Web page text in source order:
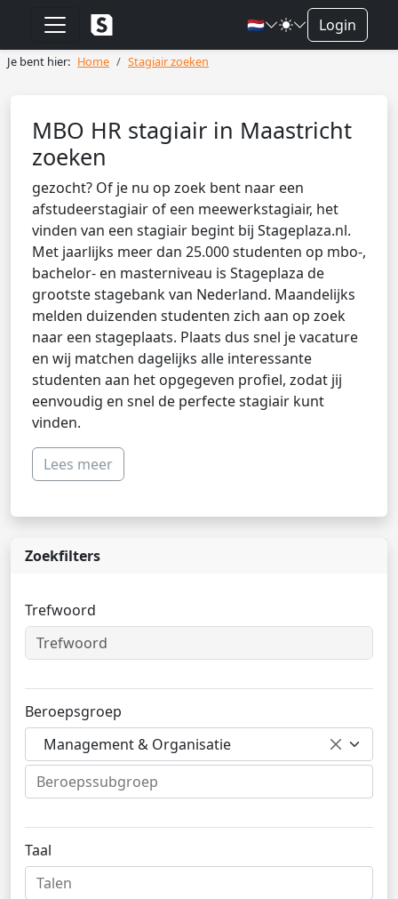
🇳🇱 Login
Je bent hier: Home Stagiair zoeken
MBO HR stagiair in Maastricht
zoeken
gezocht? Of je nu op zoek bent naar een
afstudeerstagiair of een meewerkstagiair, het
vinden van een stagiair begint bij Stageplaza.nl.
Met jaarlijks meer dan 25.000 studenten op mbo-,
bachelor- en masterniveau is Stageplaza de
grootste stagebank van Nederland. Maandelijks
melden duizenden studenten zich aan op zoek
naar een stageplaats. Plaats dus snel je vacature
en wij matchen dagelijks alle interessante
studenten aan het opgegeven profiel, zodat jij
eenvoudig en snel de perfecte stagiair kunt
vinden.
Lees meer
Zoekfilters
Trefwoord
Beroepsgroep
Management & Organisatie
Taal